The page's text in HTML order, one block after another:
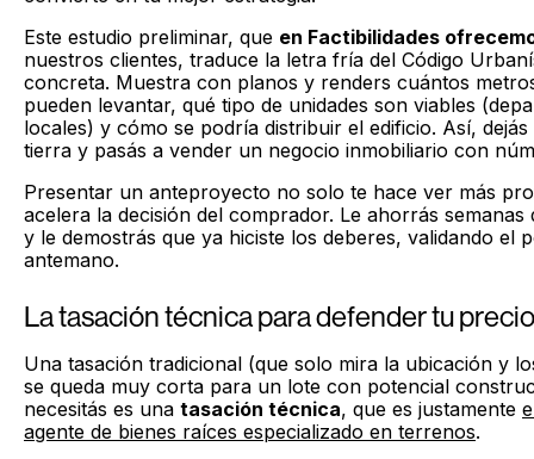
Este estudio preliminar, que en Factibilidades
nuestros clientes, traduce la letra fría del Código
concreta. Muestra con planos y renders cuántos
pueden levantar, qué tipo de unidades son viables
locales) y cómo se podría distribuir el edificio. Así,
tierra y pasás a vender un negocio inmobiliario con
Presentar un anteproyecto no solo te hace ver más
acelera la decisión del comprador. Le ahorrás semanas
y le demostrás que ya hiciste los deberes, validando el
antemano.
La tasación técnica para defender tu
Una tasación tradicional (que solo mira la ubicación y
se queda muy corta para un lote con potencial
necesitás es una tasación técnica, que es justamente
agente de bienes raíces especializado en terrenos.